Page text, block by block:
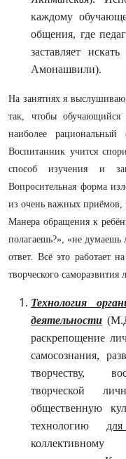
каждому
общения, где
заставляет
Амонашвили).
На занятиях я
так, чтобы обучающийся
наиболее рациональный
Воспитанник учится
способ изучения и
Вопросительная форма
из очень важных приёмов,
Манера обращения к
полагаешь?», «не думаешь
ответ. Всё это работает
творческого
Технология
деятельности
раскрепощение
самосознания,
творчеству,
творческой
общественную
технологию